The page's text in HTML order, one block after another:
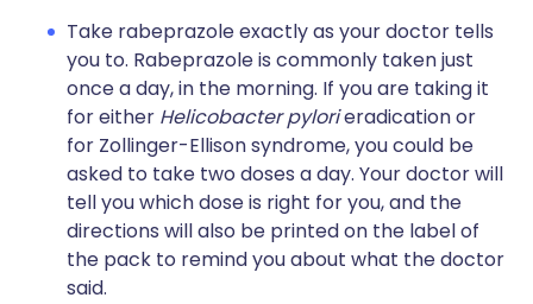
Take rabeprazole exactly as your doctor tells
you to. Rabeprazole is commonly taken just
once a day, in the morning. If you are taking it
for either Helicobacter pylorieradication or
for Zollinger-Ellison syndrome, you could be
asked to take two doses a day. Your doctor will
tell you which dose is right for you, and the
directions will also be printed on the label of
the pack to remind you about what the doctor
said.